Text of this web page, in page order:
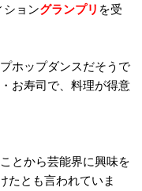
ショングランプリ を受
ホップダンスだそうで
お寿司で、料理が得意
とから芸能界に興味を
たとも言われていま